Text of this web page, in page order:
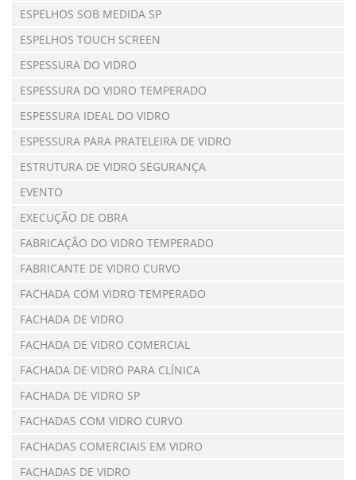
ESPELHOS SOB MEDIDA SP
ESPELHOS TOUCH SCREEN
ESPESSURA DO VIDRO
ESPESSURA DO VIDRO TEMPERADO
ESPESSURA IDEAL DO VIDRO
ESPESSURA PARA PRATELEIRA DE VIDRO
ESTRUTURA DE VIDRO SEGURANÇA
EVENTO
EXECUÇÃO DE OBRA
FABRICAÇÃO DO VIDRO TEMPERADO
FABRICANTE DE VIDRO CURVO
FACHADA COM VIDRO TEMPERADO
FACHADA DE VIDRO
FACHADA DE VIDRO COMERCIAL
FACHADA DE VIDRO PARA CLÍNICA
FACHADA DE VIDRO SP
FACHADAS COM VIDRO CURVO
FACHADAS COMERCIAIS EM VIDRO
FACHADAS DE VIDRO